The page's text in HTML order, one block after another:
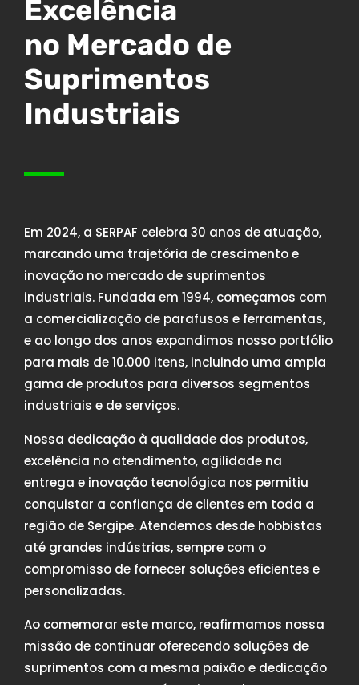
Excelência
no Mercado de
Suprimentos
Industriais
Em 2024, a SERPAF celebra 30 anos de atuação,
marcando uma trajetória de crescimento e
inovação no mercado de suprimentos
industriais. Fundada em 1994, começamos com
a comercialização de parafusos e ferramentas,
e ao longo dos anos expandimos nosso portfólio
para mais de 10.000 itens, incluindo uma ampla
gama de produtos para diversos segmentos
industriais e de serviços.
Nossa dedicação à qualidade dos produtos,
excelência no atendimento, agilidade na
entrega e inovação tecnológica nos permitiu
conquistar a confiança de clientes em toda a
região de Sergipe. Atendemos desde hobbistas
até grandes indústrias, sempre com o
compromisso de fornecer soluções eficientes e
personalizadas.
Ao comemorar este marco, reafirmamos nossa
missão de continuar oferecendo soluções de
suprimentos com a mesma paixão e dedicação